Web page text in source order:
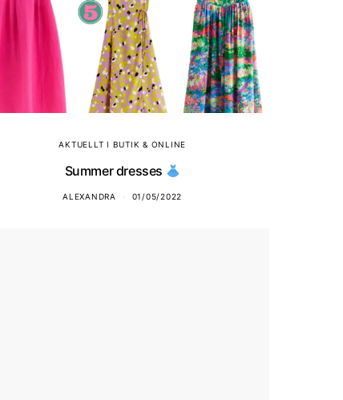
AKTUELLT I BUTIK & ONLINE
Summer dresses
ALEXANDRA 01/05/2022